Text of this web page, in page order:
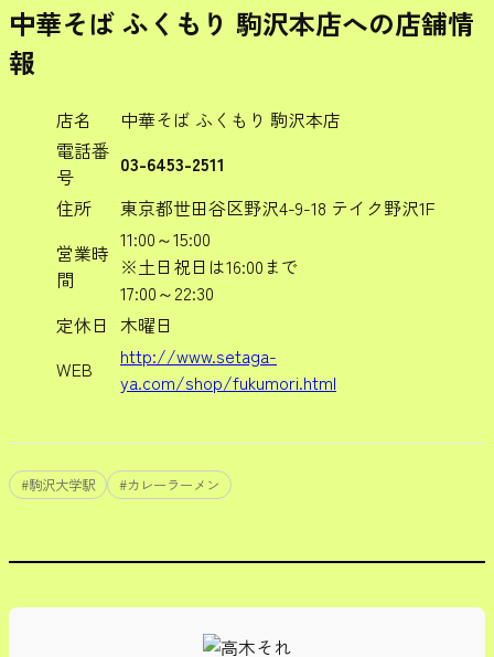
中華そば ふくもり 駒沢本店への店舗情
報
店名
中華そば ふくもり 駒沢本店
電話番
号
03-6453-2511
住所
東京都世田谷区野沢4-9-18 テイク野沢1F
営業時
間
11:00～15:00
※土日祝日は16:00まで
17:00～22:30
定休日 木曜日
WEB
http://www.setaga-
ya.com/shop/fukumori.html
#駒沢大学駅 #カレーラーメン